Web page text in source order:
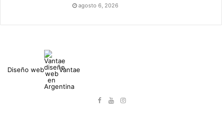
agosto 6, 2026
Diseño web Vantae